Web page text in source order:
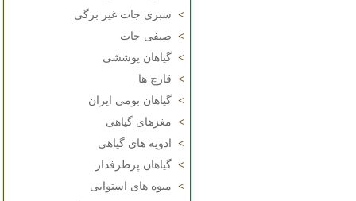
> سبزی جات غیر برگی
> صیفی جات
> گیاهان پوششی
> قارچ ها
> گیاهان بومی ایران
> مغزهای گیاهی
>
ادویه های گیاهی
> گیاهان پرطرفدار
> میوه های استوایی